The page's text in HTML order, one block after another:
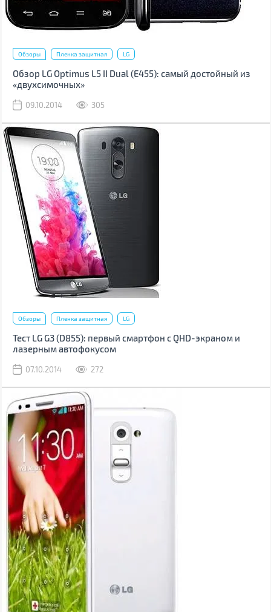
Обзоры Пленка защитная LG
Обзор LG Optimus L5 II Dual (Е455): самый достойный из
«двухсимочных»
09.10.2014 305
Обзоры Пленка защитная LG
Тест LG G3 (D855): первый смартфон с QHD-экраном и
лазерным автофокусом
07.10.2014 272